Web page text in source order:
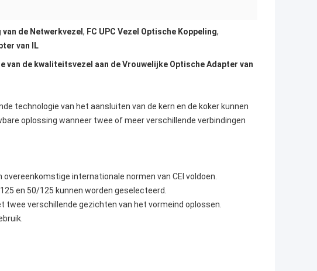
de Netwerkvezel , FC UPC Vezel Optische Koppeling,
van IL
van de kwaliteitsvezel aan de Vrouwelijke Optische Adapter van
technologie van het aansluiten van de kern en de koker kunnen
oplossing wanneer twee of meer verschillende verbindingen
internationale normen van CEI voldoen.
en 50/125 kunnen worden geselecteerd.
twee verschillende gezichten van het vormeind oplossen.